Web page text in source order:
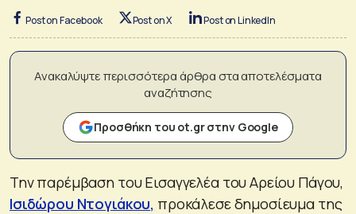
Post on Facebook Post on X Post on LinkedIn
Ανακαλύψτε περισσότερα άρθρα στα αποτελέσματα
αναζήτησης
Προσθήκη του ot.gr στην Google
Την παρέμβαση του Εισαγγελέα του Αρείου Πάγου,
Ισιδώρου Ντογιάκου, προκάλεσε δημοσίευμα της